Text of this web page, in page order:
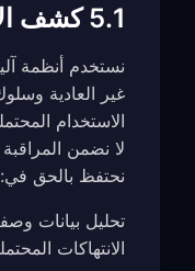
5.1 كشف الإساءة
نستخدم أنظمة
غير العادية
الاستخدام
لا نضمن المراقبة
نحتفظ بالحق في:
تحليل بيانات
الانتهاكات